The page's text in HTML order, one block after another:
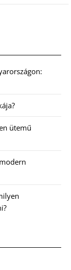
ütemű